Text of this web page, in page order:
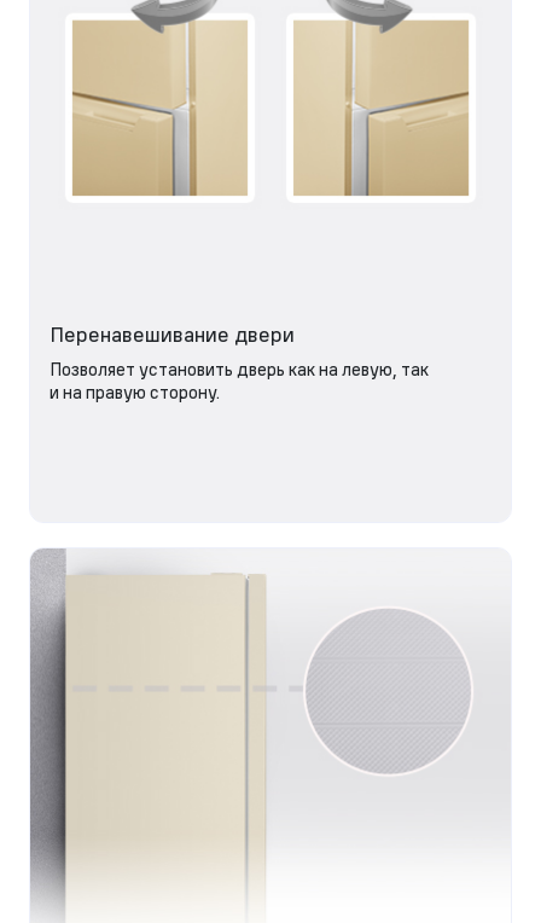
Перенавешивание двери
Позволяет установить дверь как на левую, так
и на правую сторону.